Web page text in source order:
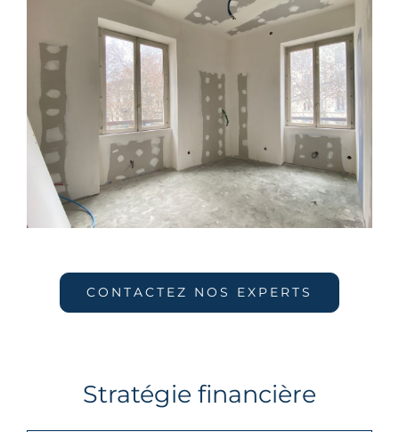
CONTACTEZ NOS EXPERTS
Stratégie financière